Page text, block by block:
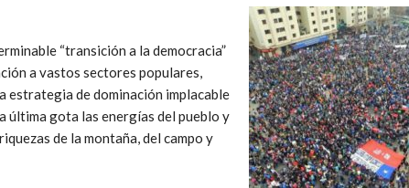
“transición a la democracia”
a vastos sectores populares,
estrategia de dominación implacable
última gota las energías del pueblo y
de la montaña, del campo y